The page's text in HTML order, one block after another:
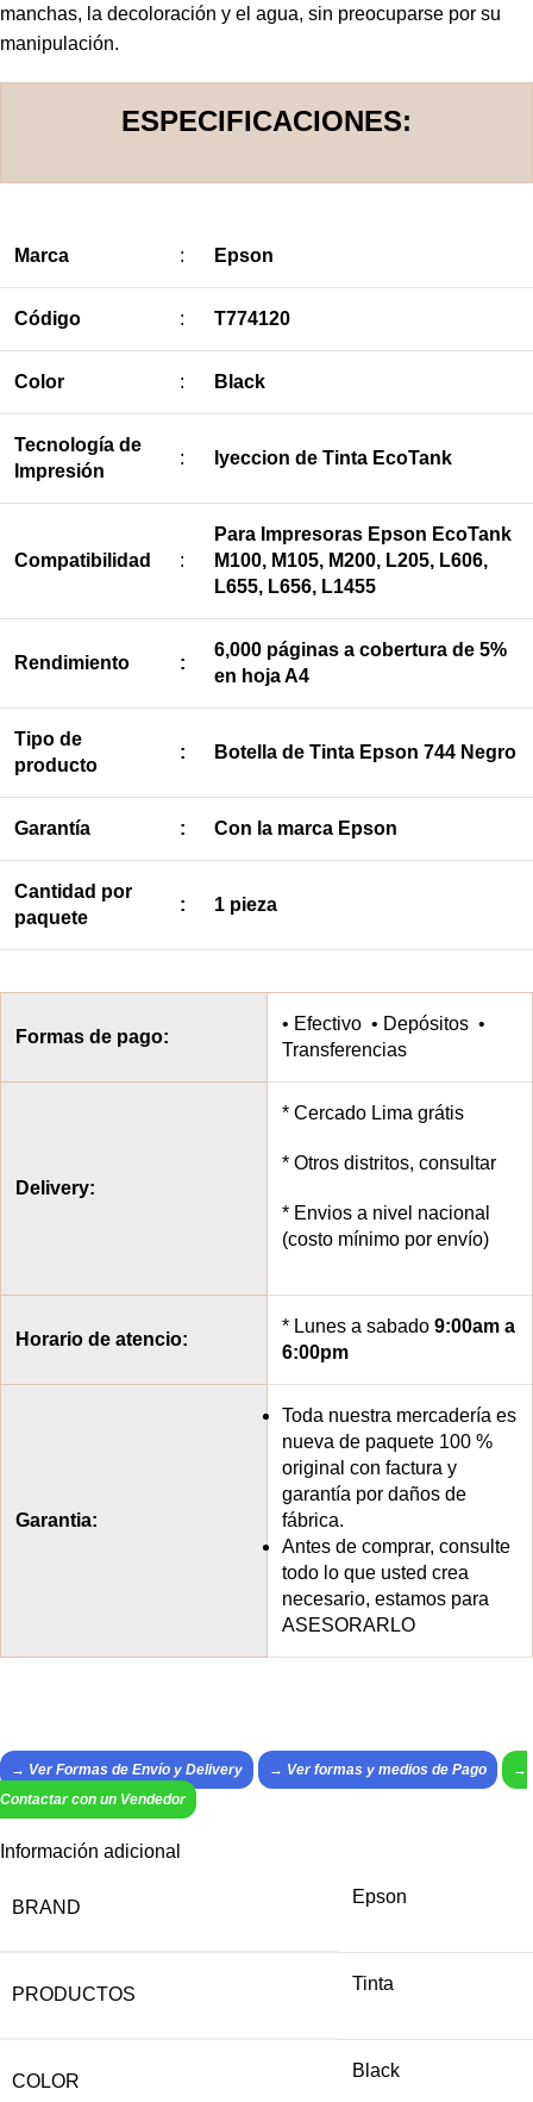
manchas, la decoloración y el agua, sin preocuparse por su
manipulación.
ESPECIFICACIONES:
Marca : Epson
Código : T774120
Color : Black
Tecnología de
Impresión
: Iyeccion de Tinta EcoTank
Compatibilidad :
Para Impresoras Epson EcoTank
M100, M105, M200, L205, L606,
L655, L656, L1455
Rendimiento :
6,000 páginas a cobertura de 5%
en hoja A4
Tipo de
producto
: Botella de Tinta Epson 744 Negro
Garantía : Con la marca Epson
Cantidad por
paquete
: 1 pieza
Formas de pago:
• Efectivo • Depósitos •
Transferencias
Delivery:
* Cercado Lima grátis
* Otros distritos, consultar
* Envios a nivel nacional
(costo mínimo por envío)
Horario de atencio:
* Lunes a sabado 9:00am a
6:00pm
Garantia:
Toda nuestra mercadería es
nueva de paquete 100 %
original con factura y
garantía por daños de
fábrica.
Antes de comprar, consulte
todo lo que usted crea
necesario, estamos para
ASESORARLO
→ Ver Formas de Envío y Delivery → Ver formas y medios de Pago
→
Contactar con un Vendedor
Información adicional
BRAND
Epson
PRODUCTOS
Tinta
COLOR
Black